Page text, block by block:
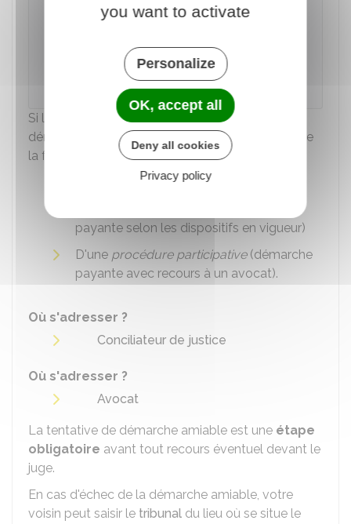
Accéder au Modèle de document
Si le litige perdure, vous pouvez recourir à une
démarche amiable. Cette démarche peut prendre
la forme :
conciliation(procédure gratuite)
payante selon les dispositifs en vigueur)
D'une procédure participative(démarche
payante avec recours à un avocat).
Où s'adresser ?
Conciliateur de justice
Où s'adresser ?
Avocat
La tentative de démarche amiable est une étape
obligatoire avant tout recours éventuel devant le
juge.
En cas d'échec de la démarche amiable, votre
voisin peut saisir le tribunal du lieu où se situe le
you want to activate
Personalize
OK, accept all
Deny all cookies
Privacy policy